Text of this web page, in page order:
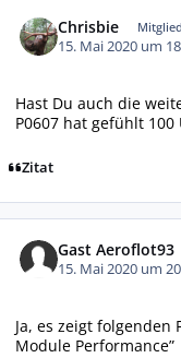
Chrisbie Mitglied
15. Mai 2020 um
Hast Du auch die
P0607 hat gefühlt
Zitat
Gast Aeroflot93
15. Mai 2020 um
Ja, es zeigt folgenden
Module Performance”